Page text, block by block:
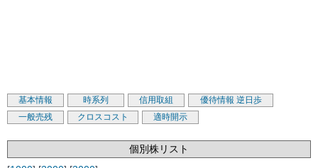
基本情報 時系列 信用取組 優待情報 逆日歩
一般売残
クロスコスト 適時開示
個別株リスト